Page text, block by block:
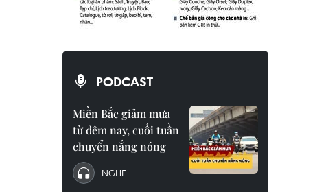
PODCAST
Miền Bắc giảm mưa
từ đêm nay, cuối tuần
chuyển nắng nóng
NGHE